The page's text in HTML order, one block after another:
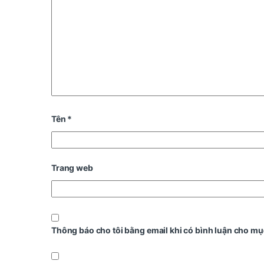
Tên *
Trang web
Thông báo cho tôi bằng email khi có bình luận cho